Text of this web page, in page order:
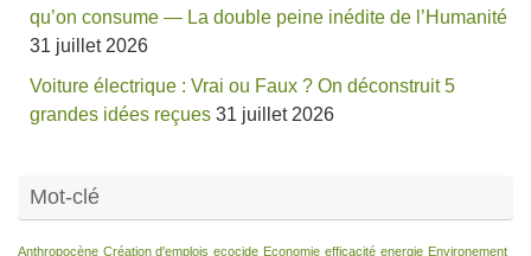
qu’on consume — La double peine inédite de l’Humanité
31 juillet 2026
Voiture électrique : Vrai ou Faux ? On déconstruit 5
grandes idées reçues 31 juillet 2026
Mot-clé
Anthropocène Création d'emplois ecocide Economie efficacité energie Environement